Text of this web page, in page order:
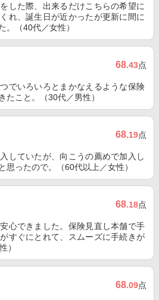
した際、出来るだけこちらの希望に
れ、誕生日が近かったが更新に間に
。（40代／女性）
68.43点
でいろいろとまかなえるような保険
たこと。（30代／男性）
68.19点
していたが、向こうの薦めで加入し
思ったので。（60代以上／女性）
68.18点
心できました。保険見直し本舗で手
すぐにとれて、スムーズに手続きが
）
68.09点